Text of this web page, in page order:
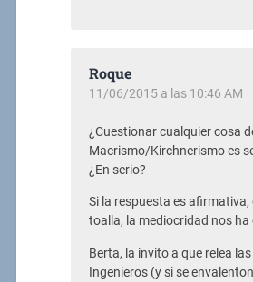
Roque
11/06/2015 a las 10:46 AM
¿Cuestionar cualquier cosa
Macrismo/Kirchnerismo es
¿En serio?
Si la respuesta es afirmativa,
toalla, la mediocridad nos ha
Berta, la invito a que relea
Ingenieros (y si se